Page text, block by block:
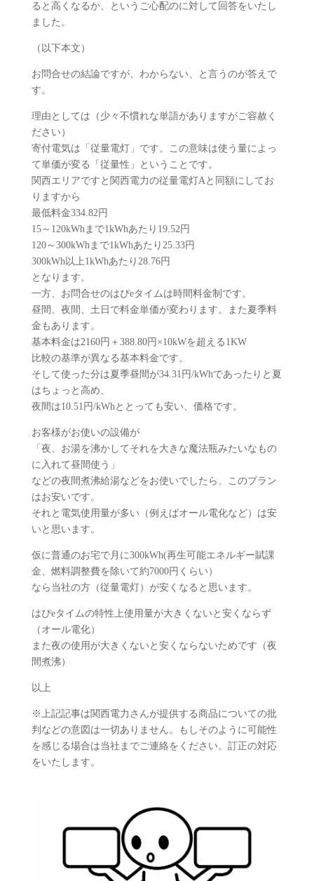
ると高くなるか、というご心配のに対して回答をいたし
ました。
（以下本文）
お問合せの結論ですが、わからない、と言うのが答えで
す。
理由としては（少々不慣れな単語がありますがご容赦く
ださい）
寄付電気は「従量電灯」です。この意味は使う量によっ
て単価が変る「従量性」ということです。
関西エリアですと関西電力の従量電灯Aと同額にしてお
りますから
最低料金334.82円
15～120kWhまで1kWhあたり19.52円
120～300kWhまで1kWhあたり25.33円
300kWh以上1kWhあたり28.76円
となります。
一方、お問合せのはぴeタイムは時間料金制です。
昼間、夜間、土日で料金単価が変わります。また夏季料
金もあります。
基本料金は2160円＋388.80円×10kWを超える1KW
比較の基準が異なる基本料金です。
そして使った分は夏季昼間が34.31円/kWhであったりと夏
はちょっと高め、
夜間は10.51円/kWhととっても安い、価格です。
お客様がお使いの設備が
「夜、お湯を沸かしてそれを大きな魔法瓶みたいなもの
に入れて昼間使う」
などの夜間煮沸給湯などをお使いでしたら、このプラン
はお安いです。
それと電気使用量が多い（例えばオール電化など）は安
いと思います。
仮に普通のお宅で月に300kWh(再生可能エネルギー賦課
金、燃料調整費を除いて約7000円くらい）
なら当社の方（従量電灯）が安くなると思います。
はぴeタイムの特性上使用量が大きくないと安くならず
（オール電化）
また夜の使用が大きくないと安くならないためです（夜
間煮沸）
以上
※上記記事は関西電力さんが提供する商品についての批
判などの意図は一切ありません。もしそのように可能性
を感じる場合は当社までご連絡をください。訂正の対応
をいたします。